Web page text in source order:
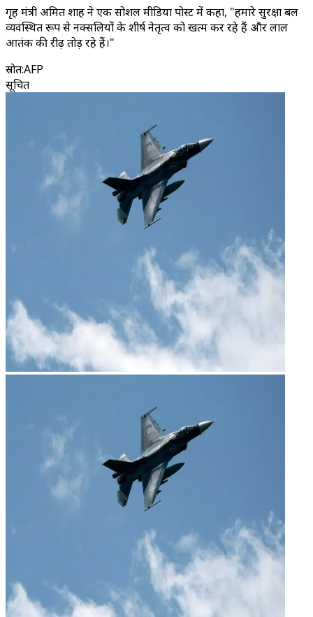
गृह मंत्री अमित शाह ने एक सोशल मीडिया पोस्ट में कहा, "हमारे सुरक्षा बल
व्यवस्थित रूप से नक्सलियों के शीर्ष नेतृत्व को खत्म कर रहे हैं और लाल
आतंक की रीढ़ तोड़ रहे हैं।"
स्रोत:AFP
सूचित